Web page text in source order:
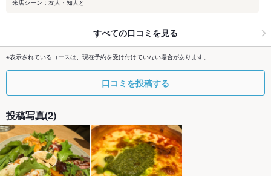
来店シーン：友人・知人と
すべての口コミを見る
※表示されているコースは、現在予約を受け付けていない場合があります。
口コミを投稿する
投稿写真(2)